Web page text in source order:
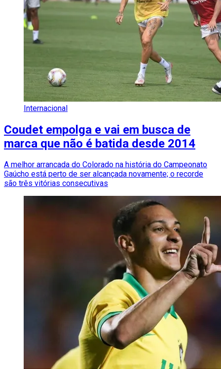
Internacional
Coudet empolga e vai em busca de
marca que não é batida desde 2014
A melhor arrancada do Colorado na história do Campeonato
Gaúcho está perto de ser alcançada novamente; o recorde
são três vitórias consecutivas